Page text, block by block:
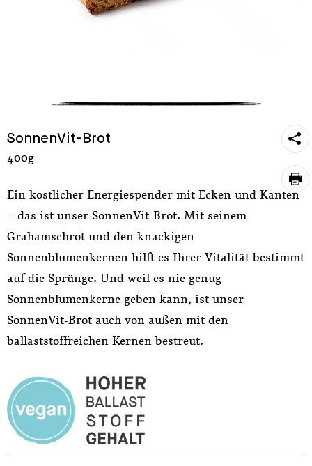
SonnenVit-Brot
400g
Ein köstlicher Energiespender mit Ecken und Kanten
– das ist unser SonnenVit-Brot. Mit seinem
Grahamschrot und den knackigen
Sonnenblumenkernen hilft es Ihrer Vitalität bestimmt
auf die Sprünge. Und weil es nie genug
Sonnenblumenkerne geben kann, ist unser
SonnenVit-Brot auch von außen mit den
ballaststoffreichen Kernen bestreut.